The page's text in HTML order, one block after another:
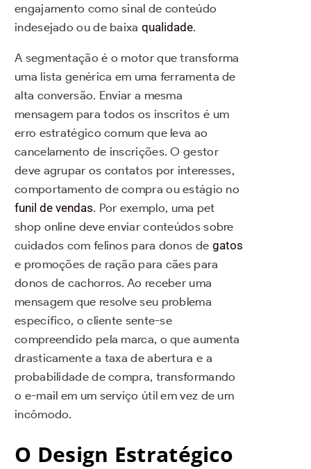
engajamento como sinal de conteúdo
indesejado ou de baixa qualidade.
A segmentação é o motor que transforma
uma lista genérica em uma ferramenta de
alta conversão. Enviar a mesma
mensagem para todos os inscritos é um
erro estratégico comum que leva ao
cancelamento de inscrições. O gestor
deve agrupar os contatos por interesses,
comportamento de compra ou estágio no
funil de vendas. Por exemplo, uma pet
shop online deve enviar conteúdos sobre
cuidados com felinos para donos de gatos
e promoções de ração para cães para
donos de cachorros. Ao receber uma
mensagem que resolve seu problema
específico, o cliente sente-se
compreendido pela marca, o que aumenta
drasticamente a taxa de abertura e a
probabilidade de compra, transformando
o e-mail em um serviço útil em vez de um
incômodo.
O Design Estratégico